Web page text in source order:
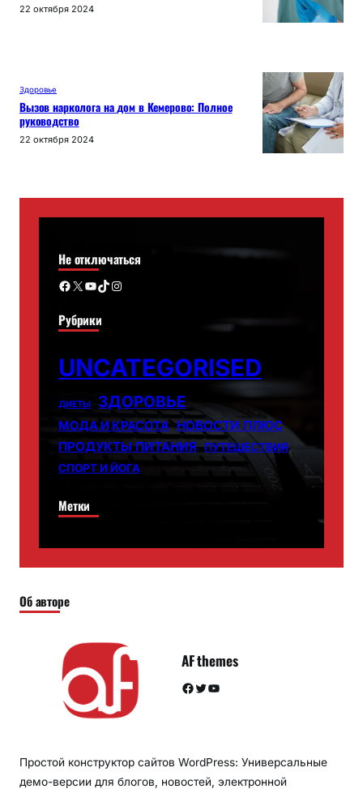
22 октября 2024
Здоровье
Вызов нарколога на дом в Кемерово: Полное
руководство
22 октября 2024
Не отключаться
Facebook X YouTube TikTok Instagram
Рубрики
UNCATEGORISED
ДИЕТЫ ЗДОРОВЬЕ
МОДА И КРАСОТА НОВОСТИ ПЛЮС
ПРОДУКТЫ ПИТАНИЯ ПУТЕШЕСТВИЯ
СПОРТ И ЙОГА
Метки
Об авторе
AF themes
Facebook Twitter YouTube
Простой конструктор сайтов WordPress: Универсальные
демо-версии для блогов, новостей, электронной